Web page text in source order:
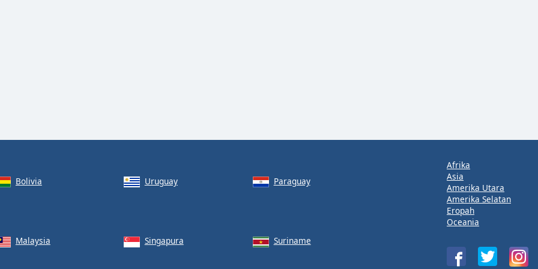
Bolivia Uruguay
Paraguay
Malaysia Singapura Suriname
Afrika
Asia
Amerika Utara
Amerika Selatan
Eropah
Oceania